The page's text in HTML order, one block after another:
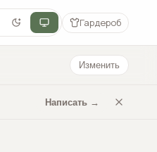
Гардероб
Изменить
Написать →